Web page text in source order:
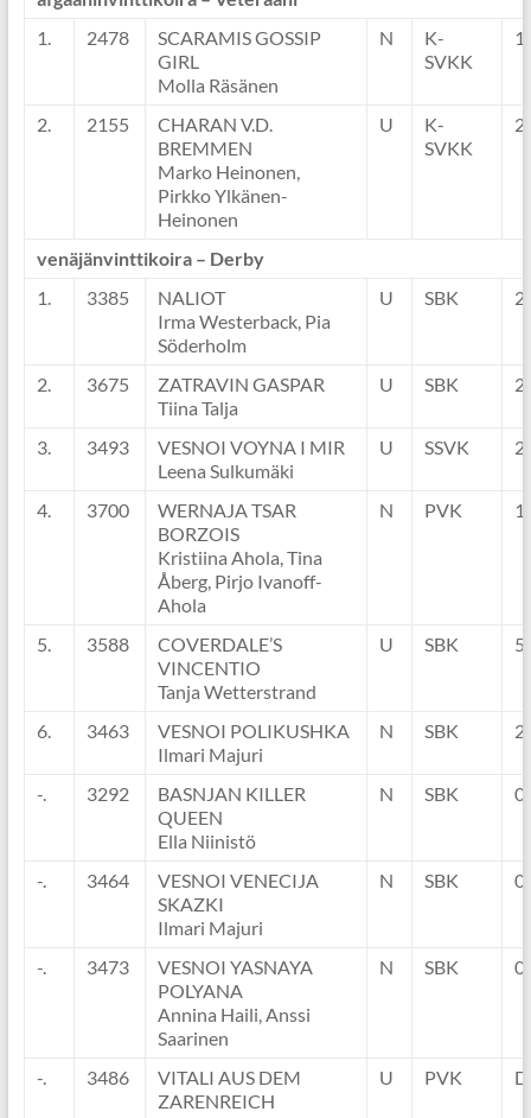
1.
2478
SCARAMIS GOSSIP
GIRL
Molla Räsänen
N
K-
SVKK
2. 2155
CHARAN V.D.
BREMMEN
Marko Heinonen,
Pirkko Ylkänen-
Heinonen
U
K-
SVKK
venäjänvinttikoira – Derby
1.
3385
NALIOT
Irma Westerback, Pia
Söderholm
U SBK
2. 3675
ZATRAVIN GASPAR
Tiina Talja
U SBK
3. 3493
VESNOI VOYNA I MIR
Leena Sulkumäki
U SSVK
4. 3700
WERNAJA TSAR
BORZOIS
Kristiina Ahola, Tina
Åberg, Pirjo Ivanoff-
Ahola
N PVK
5. 3588
COVERDALE’S
VINCENTIO
Tanja Wetterstrand
U SBK
6. 3463
VESNOI POLIKUSHKA
Ilmari Majuri
N SBK
-. 3292
BASNJAN KILLER
QUEEN
Ella Niinistö
N SBK 0
-. 3464
VESNOI VENECIJA
SKAZKI
Ilmari Majuri
N SBK 0
-. 3473
VESNOI YASNAYA
POLYANA
Annina Haili, Anssi
Saarinen
N SBK 0
-. 3486
VITALI AUS DEM
ZARENREICH
U PVK